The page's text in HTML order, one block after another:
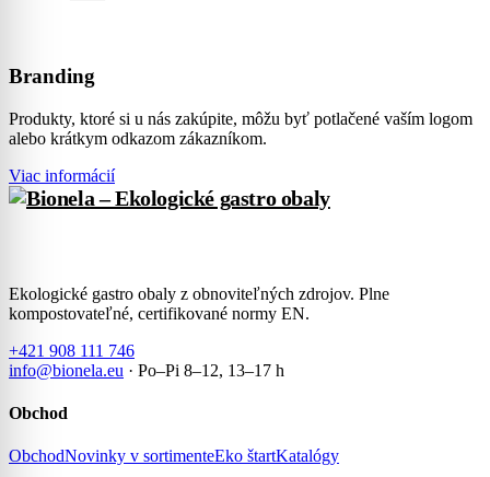
Branding
Produkty, ktoré si u nás zakúpite, môžu byť potlačené vaším logom
alebo krátkym odkazom zákazníkom.
Viac informácií
Ekologické gastro obaly z obnoviteľných zdrojov. Plne
kompostovateľné, certifikované normy EN.
+421 908 111 746
info@bionela.eu · Po–Pi 8–12, 13–17 h
Obchod
ObchodNovinky v sortimenteEko štartKatalógy